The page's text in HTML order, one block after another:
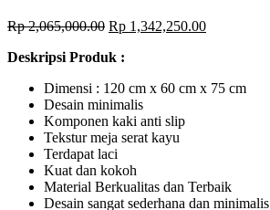
Rp2,065,000.00 Original
was:
Rp 1,342,250.00Current
Deskripsi Produk :
Dimensi : 120 cm x 60 cm x 75 cm
Desain minimalis
Komponen kaki anti slip
Tekstur meja serat kayu
Terdapat laci
Kuat dan kokoh
Material Berkualitas dan Terbaik
Desain sangat sederhana dan minimalis